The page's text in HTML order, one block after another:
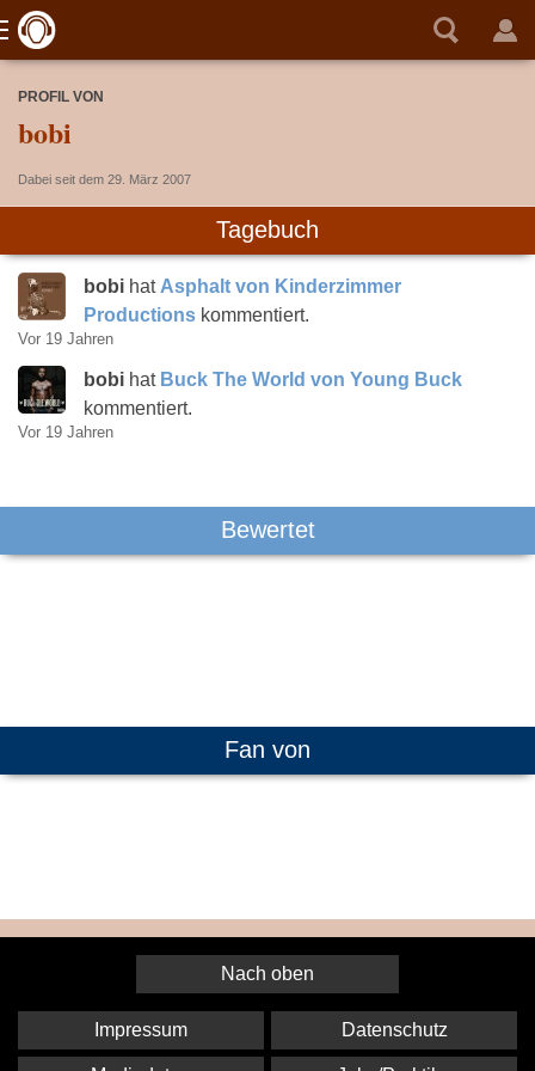
PROFIL VON
bobi
Dabei seit dem 29. März 2007
Tagebuch
bobi hat Asphalt von Kinderzimmer
Productions kommentiert.
Vor 19 Jahren
bobi hat Buck The World von Young Buck
kommentiert.
Vor 19 Jahren
Bewertet
Fan von
Nach oben
Impressum Datenschutz